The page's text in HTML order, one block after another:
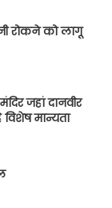
रोकने को लागू
जहां दानवीर
मान्यता